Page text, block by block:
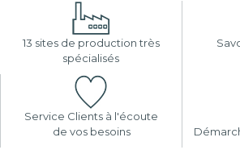
13 sites de production très
spécialisés
Service Clients à l'écoute
de vos besoins